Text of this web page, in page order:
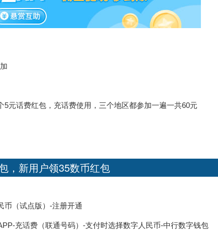
元话费红包，充话费使用，三个地区都参加一遍一共60元
，新用户领35数币红包
币（试点版）-注册开通
充话费（联通号码）-支付时选择数字人民币-中行数字钱包